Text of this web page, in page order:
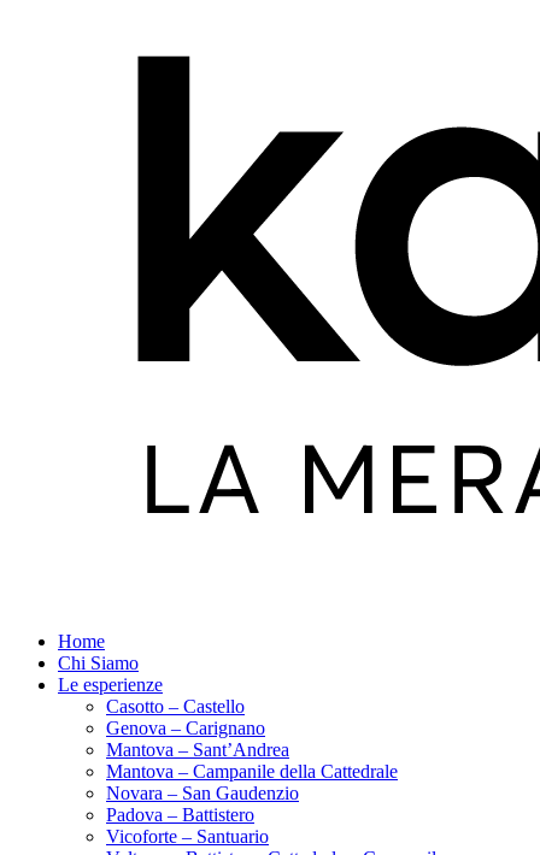
Home
Chi Siamo
Le esperienze
Casotto – Castello
Genova – Carignano
Mantova – Sant’Andrea
Mantova – Campanile della Cattedrale
Novara – San Gaudenzio
Padova – Battistero
Vicoforte – Santuario